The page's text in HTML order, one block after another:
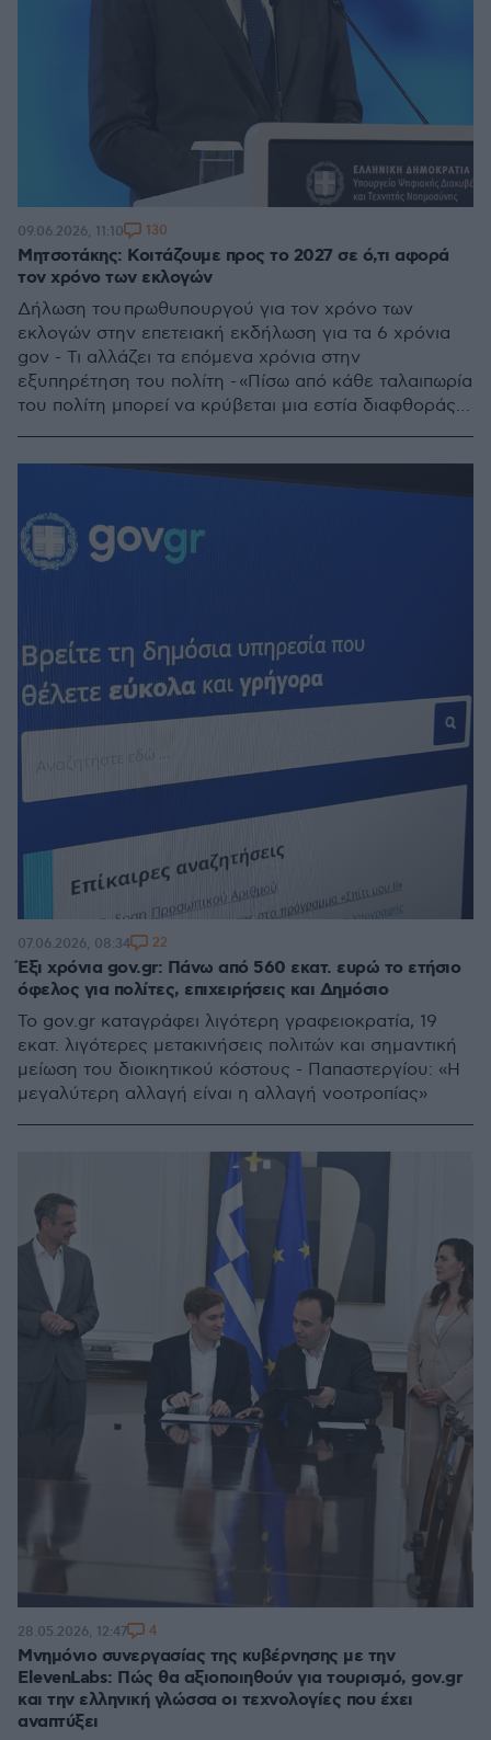
Μητσοτάκης: Κοιτάζουμε προς το 2027 σε ό,τι αφορά
τον χρόνο των εκλογών
Δήλωση του πρωθυπουργού για τον χρόνο των
εκλογών στην επετειακή εκδήλωση για τα 6 χρόνια
gov - Τι αλλάζει τα επόμενα χρόνια στην
εξυπηρέτηση του πολίτη - «Πίσω από κάθε ταλαιπωρία
του πολίτη μπορεί να κρύβεται μια εστία διαφθοράς,
09.06.2026, 11:10 130
Έξι χρόνια gov.gr: Πάνω από 560 εκατ. ευρώ το ετήσιο
όφελος για πολίτες, επιχειρήσεις και Δημόσιο
Το gov.gr καταγράφει λιγότερη γραφειοκρατία, 19
εκατ. λιγότερες μετακινήσεις πολιτών και σημαντική
μείωση του διοικητικού κόστους - Παπαστεργίου: «Η
μεγαλύτερη αλλαγή είναι η αλλαγή νοοτροπίας»
07.06.2026, 08:34 22
Μνημόνιο συνεργασίας της κυβέρνησης με την
ElevenLabs: Πώς θα αξιοποιηθούν για τουρισμό, gov.gr
και την ελληνική γλώσσα οι τεχνολογίες που έχει
αναπτύξει
28.05.2026, 12:47 4